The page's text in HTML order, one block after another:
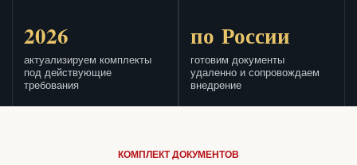
2026
актуализируем комплекты
под действующие
требования
по России
готовим документы
удаленно и сопровождаем
внедрение
КОМПЛЕКТ ДОКУМЕНТОВ